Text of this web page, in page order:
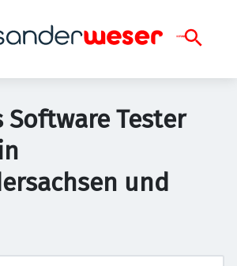
Software Tester
und